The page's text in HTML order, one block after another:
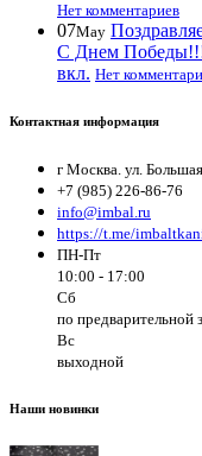
Нет комментариев
07May
С Днем Победы!!!
вкл. Нет
Контактная информация
г Москва. ул.
+7 (985) 226-86-76
info@imbal.ru
https://t.me/
ПН-Пт
10:00 - 17:00
Сб
по предварительной
Вс
выходной
Наши новинки